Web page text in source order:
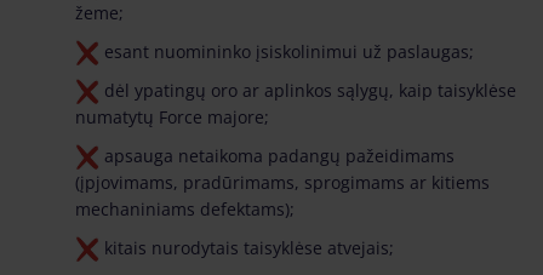
žeme;
esant nuomininko įsiskolinimui už paslaugas;
dėl ypatingų oro ar aplinkos sąlygų, kaip taisyklėse
numatytų Force majore;
apsauga netaikoma padangų pažeidimams
(įpjovimams, pradūrimams, sprogimams ar kitiems
mechaniniams defektams);
kitais nurodytais taisyklėse atvejais;